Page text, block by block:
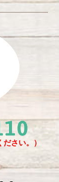
さい。）